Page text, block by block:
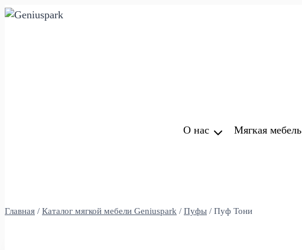
Перейти
О нас Мягкая мебель
Главная / Каталог мягкой мебели Geniuspark / Пуфы / Пуф Тони